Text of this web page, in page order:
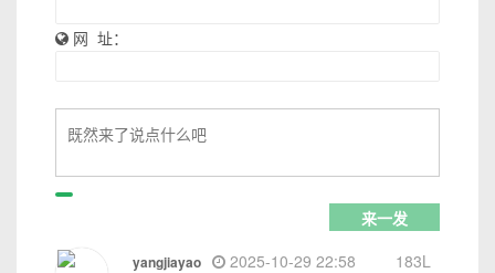
网 址：
yangjiayao 2025-10-29 22:58 183L